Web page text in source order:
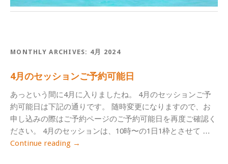
MONTHLY ARCHIVES: 4月 2024
4月のセッションご予約可能日
あっという間に4月に入りましたね。 4月のセッションご予
約可能日は下記の通りです。 随時変更になりますので、お
申し込みの際はご予約ページのご予約可能日を再度ご確認く
ださい。 4月のセッションは、10時〜の1日1枠とさせて …
Continue reading →